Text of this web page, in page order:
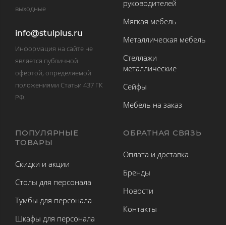
выходные
info@stulplus.ru
Информация на сайте не
является публичной
офертой, определяемой
положениями Статьи 437 ГК
РФ.
руководителей
Мягкая мебель
Металлическая мебель
Стеллажи
металлические
Сейфы
Мебель на заказ
ПОПУЛЯРНЫЕ
ТОВАРЫ
Скидки и акции
Столы для персонала
Тумбы для персонала
Шкафы для персонала
ОБРАТНАЯ СВЯЗЬ
Оплата и доставка
Бренды
Новости
Контакты